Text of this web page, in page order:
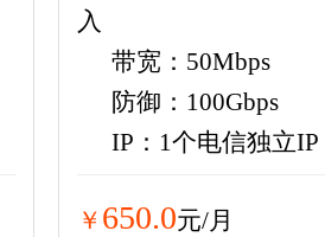
入
带宽：50Mbps
防御：100Gbps
IP：1个电信独立IP
￥ 650.0元/月